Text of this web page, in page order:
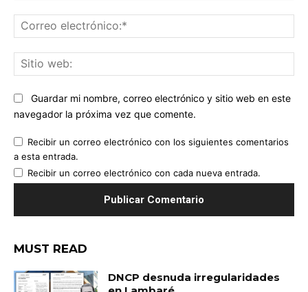
Guardar mi nombre, correo electrónico y sitio web en este
navegador la próxima vez que comente.
Recibir un correo electrónico con los siguientes comentarios
a esta entrada.
Recibir un correo electrónico con cada nueva entrada.
MUST READ
DNCP desnuda irregularidades